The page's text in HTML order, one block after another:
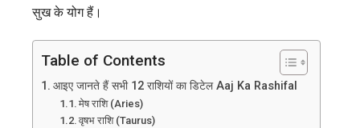
सुख के योग हैं।
Table of Contents
आइए जानते हैं सभी 12 राशियों का डिटेल Aaj Ka Rashifal
मेष राशि (Aries)
वृषभ राशि (Taurus)